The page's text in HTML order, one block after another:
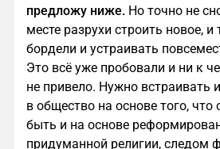
предложу ниже. Но точно не
месте разрухи строить новое, и
бордели и устраивать
Это всё уже пробовали и ни к
не привело. Нужно
в общество на основе того, что
быть и на основе
придуманной религии, следом